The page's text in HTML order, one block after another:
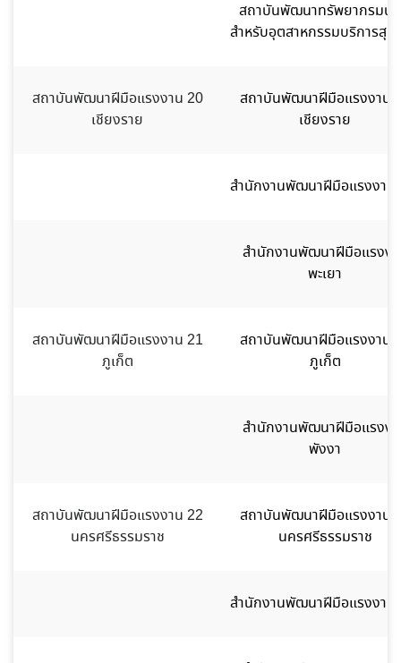
สถาบันพัฒนาทรัพยากรมนุ
สำหรับอุตสาหกรรมบริการสุข
สถาบันพัฒนาฝีมือแรงงาน 20
เชียงราย
สถาบันพัฒนาฝีมือแรงงาน
เชียงราย
สำนักงานพัฒนาฝีมือแรงงาน
สำนักงานพัฒนาฝีมือแรงง
พะเยา
สถาบันพัฒนาฝีมือแรงงาน 21
ภูเก็ต
สถาบันพัฒนาฝีมือแรงงาน
ภูเก็ต
สำนักงานพัฒนาฝีมือแรงง
พังงา
สถาบันพัฒนาฝีมือแรงงาน 22
นครศรีธรรมราช
สถาบันพัฒนาฝีมือแรงงาน
นครศรีธรรมราช
สำนักงานพัฒนาฝีมือแรงงาน